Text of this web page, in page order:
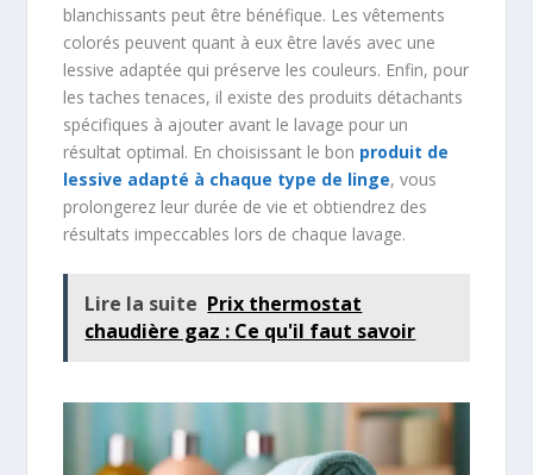
blanchissants peut être bénéfique. Les vêtements
colorés peuvent quant à eux être lavés avec une
lessive adaptée qui préserve les couleurs. Enfin, pour
les taches tenaces, il existe des produits détachants
spécifiques à ajouter avant le lavage pour un
résultat optimal. En choisissant le bon produit de
lessive adapté à chaque type de linge, vous
prolongerez leur durée de vie et obtiendrez des
résultats impeccables lors de chaque lavage.
Lire la suite Prix thermostat
chaudière gaz : Ce qu'il faut savoir